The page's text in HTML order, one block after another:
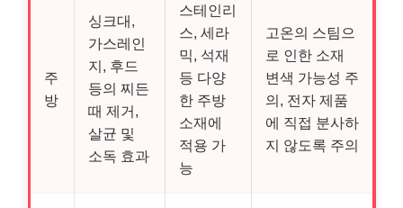
주
방
싱크대,
가스레인
지, 후드
등의 찌든
때 제거,
살균 및
소독 효과
스테인리
스, 세라
믹, 석재
등 다양
한 주방
소재에
적용 가
능
고온의 스팀으
로 인한 소재
변색 가능성 주
의, 전자 제품
에 직접 분사하
지 않도록 주의